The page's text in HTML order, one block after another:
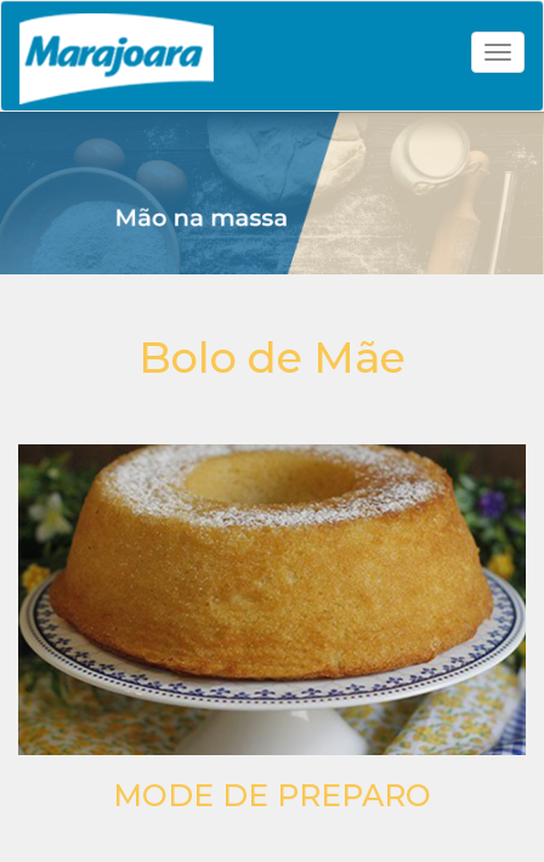
Bolo de Mãe
MODE DE PREPARO